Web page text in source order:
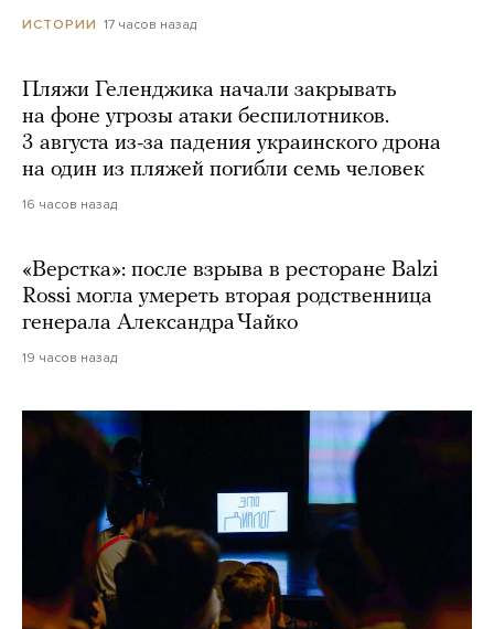
ИСТОРИИ 17 часов назад
Пляжи Геленджика начали закрывать
на фоне угрозы атаки беспилотников.
3 августа из-за падения украинского дрона
на один из пляжей погибли семь человек
16 часов назад
«Верстка»: после взрыва в ресторане Balzi
Rossi могла умереть вторая родственница
генерала Александра Чайко
19 часов назад